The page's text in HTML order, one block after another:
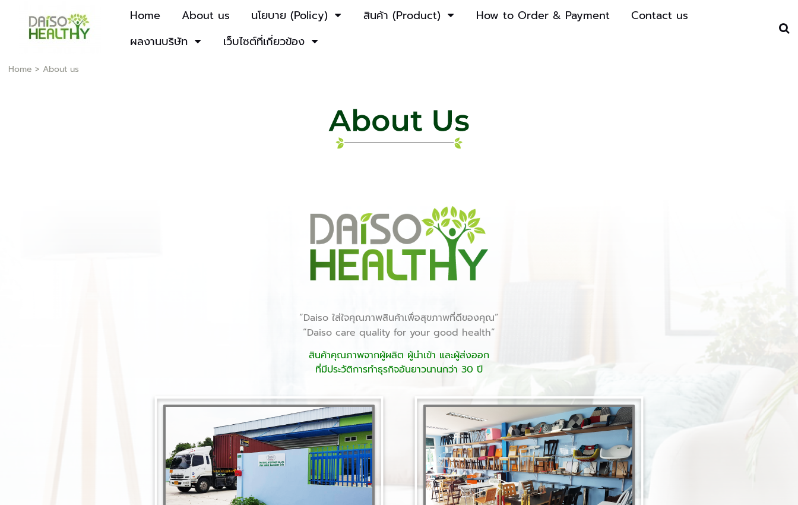
Home About us นโยบาย (Policy) สินค้า (Product) How to Order & Payment
Contact us
ผลงานบริษัท
เว็บไซต์ที่เกี่ยวข้อง
Home > About us
“Daiso ใส่ใจคุณภาพสินค้าเพื่อสุขภาพที่ดีของคุณ”
“Daiso care quality for your good health”
สินค้าคุณภาพจากผู้ผลิต ผู้นำเข้า และผู้ส่งออก
ที่มีประวัติการทำธุรกิจอันยาวนานกว่า 30 ปี